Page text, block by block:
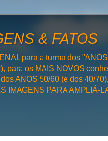
& FATOS
para a turma dos
para os MAIS NOVOS
ANOS 50/60 (e dos 40/
IMAGENS PARA AMPLIÁ-